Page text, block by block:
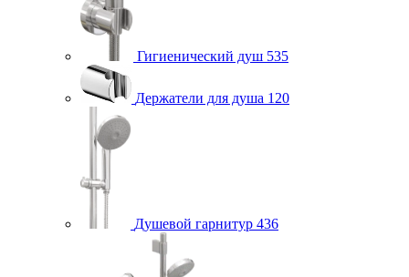
Гигиенический душ 535
Держатели для душа 120
Душевой гарнитур 436